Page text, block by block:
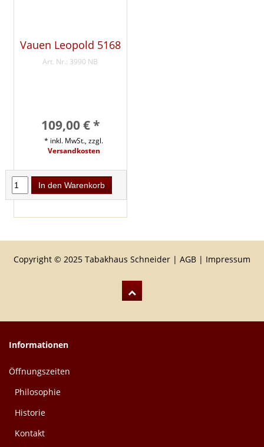
Vauen Leopold 5168
Art. Nr.: 3990 NB
109,00 € *
* inkl. MwSt., zzgl.
Versandkosten
In den Warenkorb
Copyright © 2025 Tabakhaus Schneider | AGB | Impressum
Informationen
Öffnungszeiten
Philosophie
Historie
Kontakt